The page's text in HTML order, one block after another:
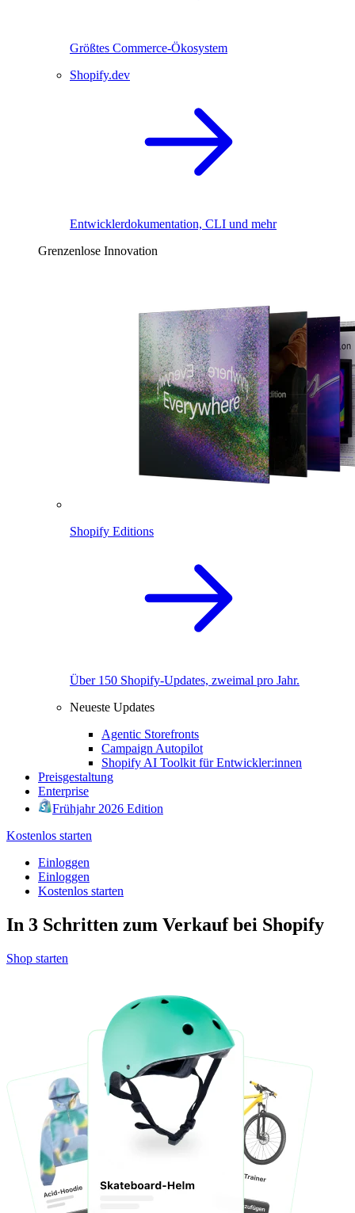
Größtes Commerce-Ökosystem
Shopify.dev
Entwicklerdokumentation, CLI und mehr
Grenzenlose Innovation
Shopify Editions
Über 150 Shopify-Updates, zweimal pro Jahr.
Neueste Updates
Agentic Storefronts
Campaign Autopilot
Shopify AI Toolkit für Entwickler:innen
Preisgestaltung
Enterprise
Frühjahr 2026 Edition
Kostenlos starten
Einloggen
Einloggen
Kostenlos starten
In 3 Schritten zum Verkauf bei Shopify
Shop starten